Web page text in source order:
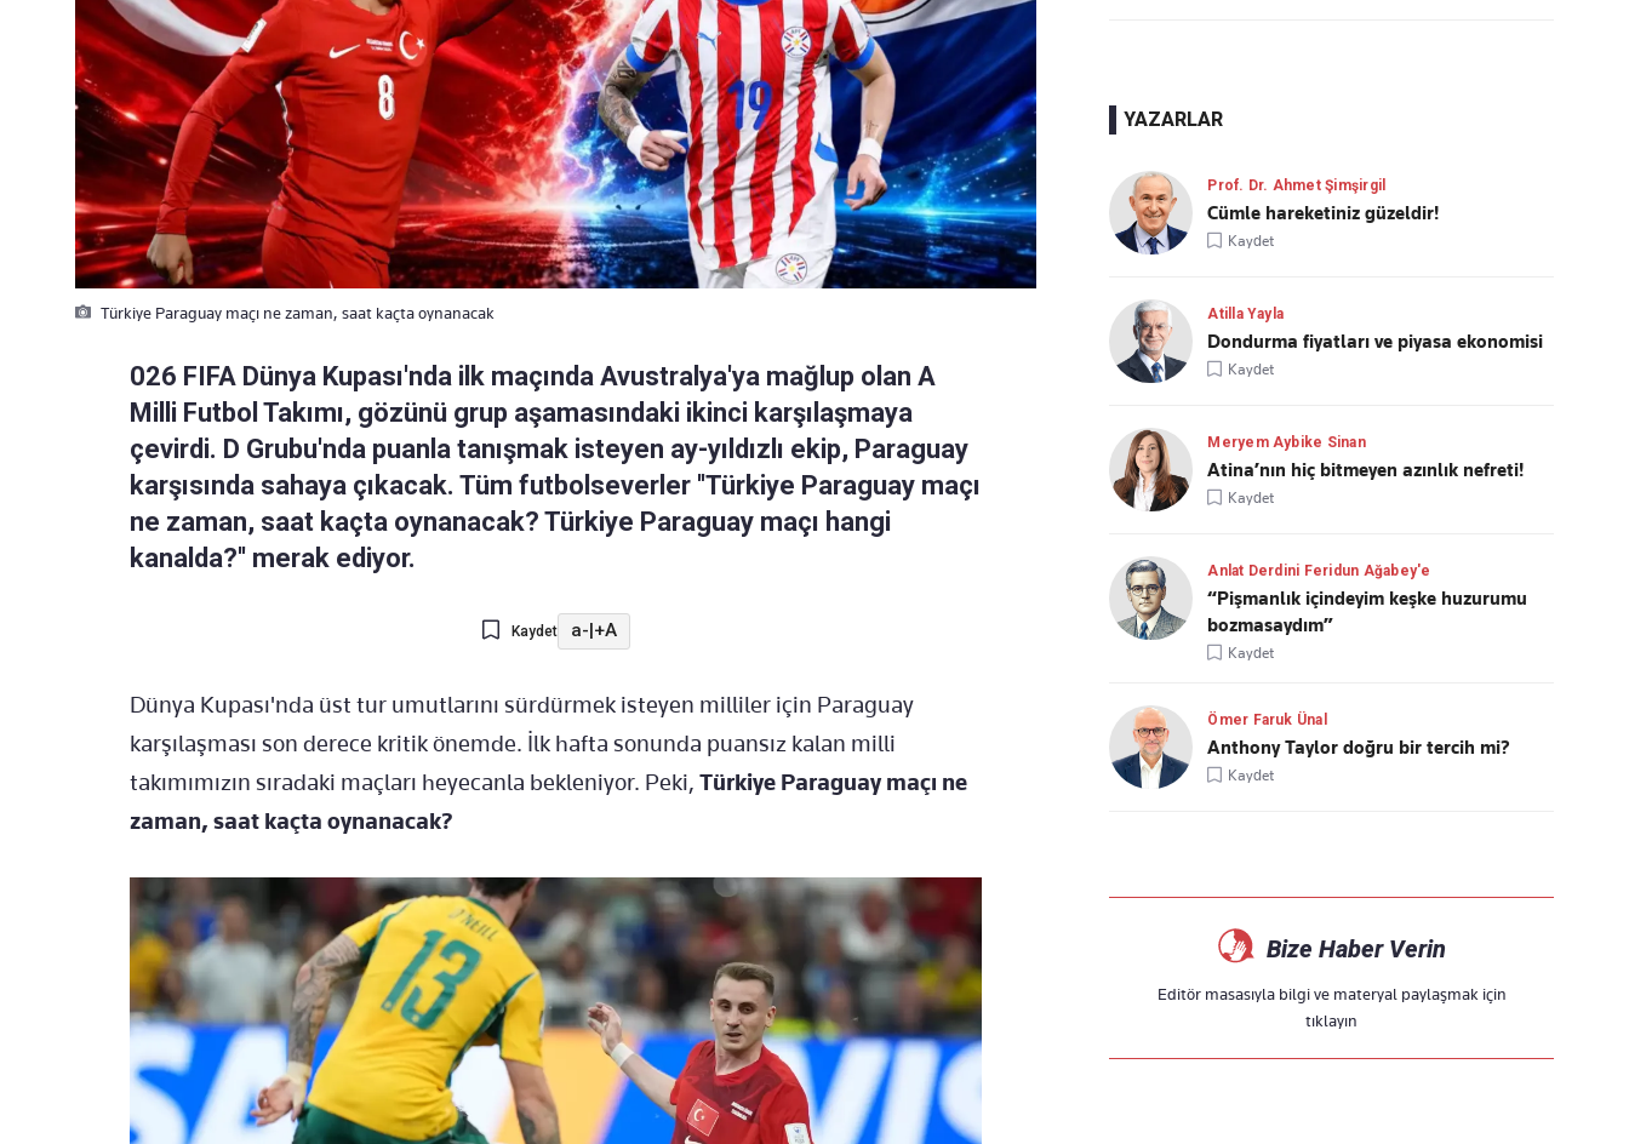
Türkiye Paraguay maçı ne zaman, saat kaçta oynanacak
026 FIFA Dünya Kupası'nda ilk maçında Avustralya'ya mağlup olan A
Milli Futbol Takımı, gözünü grup aşamasındaki ikinci karşılaşmaya
çevirdi. D Grubu'nda puanla tanışmak isteyen ay-yıldızlı ekip, Paraguay
karşısında sahaya çıkacak. Tüm futbolseverler ''Türkiye Paraguay maçı
ne zaman, saat kaçta oynanacak? Türkiye Paraguay maçı hangi
kanalda?'' merak ediyor.
Kaydet a- +A
Dünya Kupası'nda üst tur umutlarını sürdürmek isteyen milliler için Paraguay
karşılaşması son derece kritik önemde. İlk hafta sonunda puansız kalan milli
takımımızın sıradaki maçları heyecanla bekleniyor. Peki, Türkiye Paraguay maçı ne
zaman, saat kaçta oynanacak?
YAZARLAR
Prof. Dr. Ahmet Şimşirgil
Cümle hareketiniz güzeldir!
Kaydet
Atilla Yayla
Dondurma fiyatları ve piyasa ekonomisi
Kaydet
Meryem Aybike Sinan
Atina’nın hiç bitmeyen azınlık nefreti!
Kaydet
Anlat Derdini Feridun Ağabey'e
“Pişmanlık içindeyim keşke huzurumu
bozmasaydım”
Kaydet
Ömer Faruk Ünal
Anthony Taylor doğru bir tercih mi?
Kaydet
Bize Haber Verin
Editör masasıyla bilgi ve materyal paylaşmak için
tıklayın